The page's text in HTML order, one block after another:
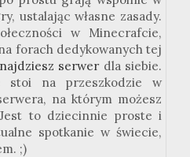
ustalając własne zasady.
w Minecrafcie,
forach dedykowanych tej
serwerdla siebie.
stoi na przeszkodzie w
na którym możesz
to dziecinnie proste i
spotkanie w świecie,
;)